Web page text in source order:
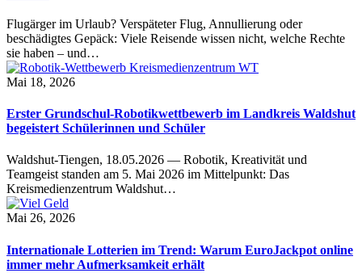
Flugärger im Urlaub? Verspäteter Flug, Annullierung oder
beschädigtes Gepäck: Viele Reisende wissen nicht, welche Rechte
sie haben – und…
Mai 18, 2026
Erster Grundschul-Robotikwettbewerb im Landkreis Waldshut
begeistert Schülerinnen und Schüler
Waldshut-Tiengen, 18.05.2026 — Robotik, Kreativität und
Teamgeist standen am 5. Mai 2026 im Mittelpunkt: Das
Kreismedienzentrum Waldshut…
Mai 26, 2026
Internationale Lotterien im Trend: Warum EuroJackpot online
immer mehr Aufmerksamkeit erhält